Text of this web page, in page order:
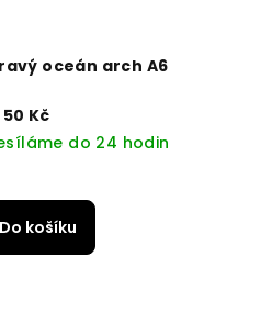
oceán arch A6
50 Kč
do 24 hodin
Do košíku